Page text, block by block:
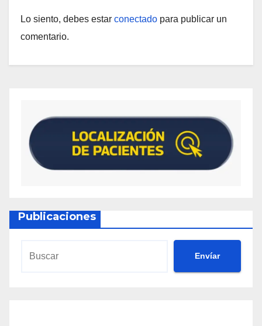
Lo siento, debes estar conectado para publicar un
comentario.
Publicaciones
Envíar